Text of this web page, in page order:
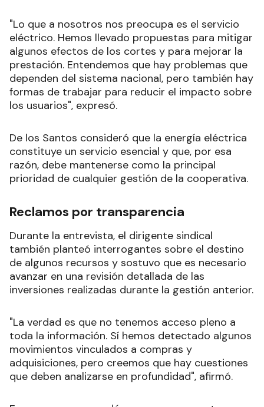
"Lo que a nosotros nos preocupa es el servicio
eléctrico. Hemos llevado propuestas para mitigar
algunos efectos de los cortes y para mejorar la
prestación. Entendemos que hay problemas que
dependen del sistema nacional, pero también hay
formas de trabajar para reducir el impacto sobre
los usuarios", expresó.
De los Santos consideró que la energía eléctrica
constituye un servicio esencial y que, por esa
razón, debe mantenerse como la principal
prioridad de cualquier gestión de la cooperativa.
Reclamos por transparencia
Durante la entrevista, el dirigente sindical
también planteó interrogantes sobre el destino
de algunos recursos y sostuvo que es necesario
avanzar en una revisión detallada de las
inversiones realizadas durante la gestión anterior.
"La verdad es que no tenemos acceso pleno a
toda la información. Sí hemos detectado algunos
movimientos vinculados a compras y
adquisiciones, pero creemos que hay cuestiones
que deben analizarse en profundidad", afirmó.